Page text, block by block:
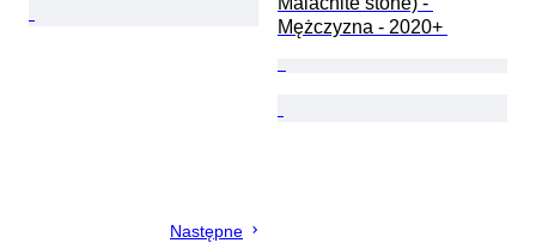
Mężczyzna - 2020+
Następne